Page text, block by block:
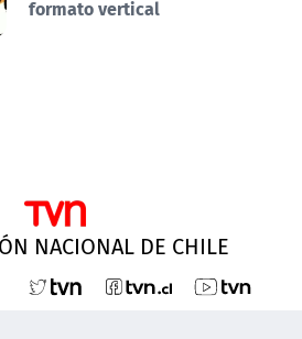
formato vertical
NACIONAL DE CHILE